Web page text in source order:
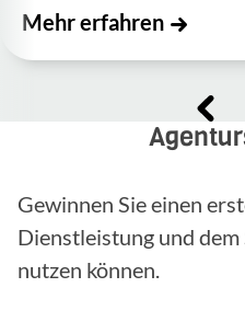
Mehr erfahren
Gewinnen Sie einen
Dienstleistung und dem
nutzen können.